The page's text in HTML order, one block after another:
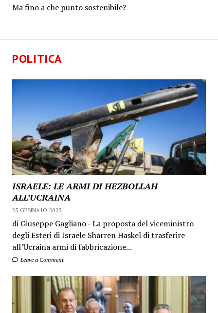
POLITICA
ISRAELE: LE ARMI DI HEZBOLLAH
ALL’UCRAINA
25 GENNAIO 2025
di Giuseppe Gagliano - La proposta del viceministro
degli Esteri di Israele Sharren Haskel di trasferire
all’Ucraina armi di fabbricazione...
Leave a Comment
Ma fino a che punto sostenibile?